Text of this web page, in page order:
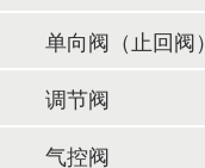
单向阀（止回阀）
调节阀
气控阀